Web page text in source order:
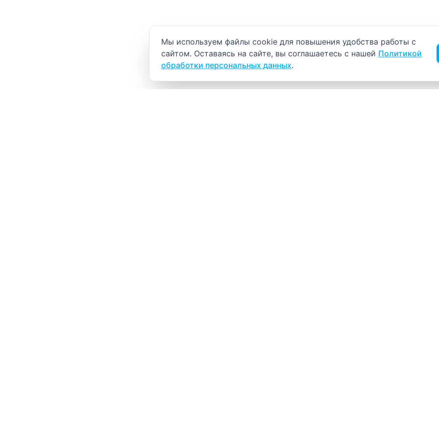
Уведомление об использовании cookie
Мы используем файлы cookie для повышения удобства работы с
сайтом. Оставаясь на сайте, вы соглашаетесь с нашей Политикой
обработки персональных данных.